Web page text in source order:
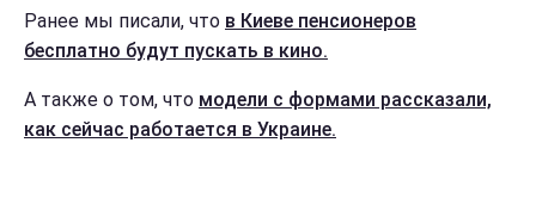
Ранее мы писали, что в Киеве пенсионеров
бесплатно будут пускать в кино.
А также о том, что модели с формами рассказали,
как сейчас работается в Украине.